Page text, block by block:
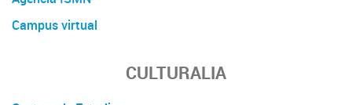
Campus virtual
CULTURALIA